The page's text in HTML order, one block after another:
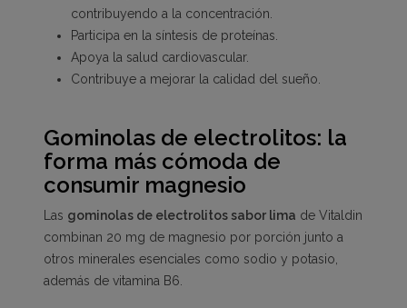
contribuyendo a la concentración.
Participa en la síntesis de proteínas.
Apoya la salud cardiovascular.
Contribuye a mejorar la calidad del sueño.
Gominolas de electrolitos: la
forma más cómoda de
consumir magnesio
Las gominolas de electrolitos sabor lima de Vitaldin
combinan 20 mg de magnesio por porción junto a
otros minerales esenciales como sodio y potasio,
además de vitamina B6.